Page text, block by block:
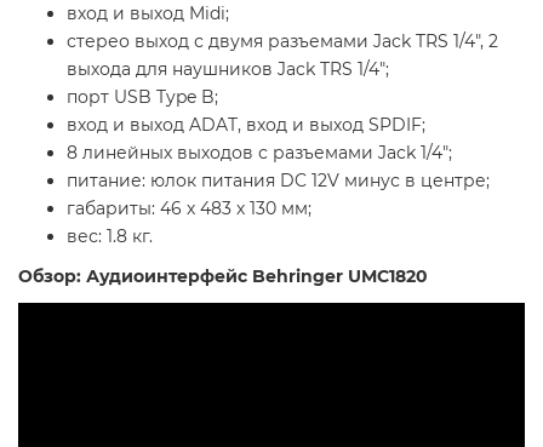
вход и выход Midi;
стерео выход с двумя разъемами Jack TRS 1/4", 2
выхода для наушников Jack TRS 1/4";
порт USB Type B;
вход и выход ADAT, вход и выход SPDIF;
8 линейных выходов с разъемами Jack 1/4";
питание: юлок питания DC 12V минус в центре;
габариты: 46 х 483 х 130 мм;
вес: 1.8 кг.
Обзор: Аудиоинтерфейс Behringer UMC1820